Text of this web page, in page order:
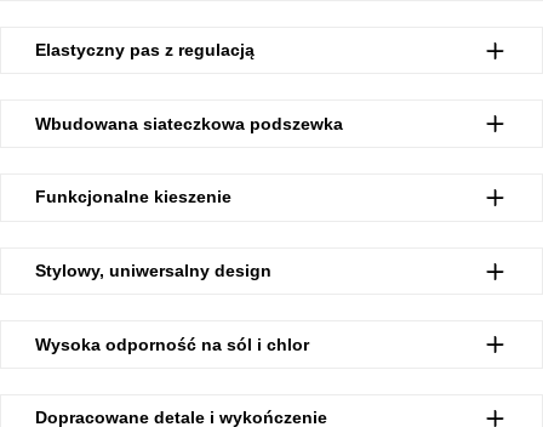
Elastyczny pas z regulacją
Wbudowana siateczkowa podszewka
Funkcjonalne kieszenie
Stylowy, uniwersalny design
Wysoka odporność na sól i chlor
Dopracowane detale i wykończenie